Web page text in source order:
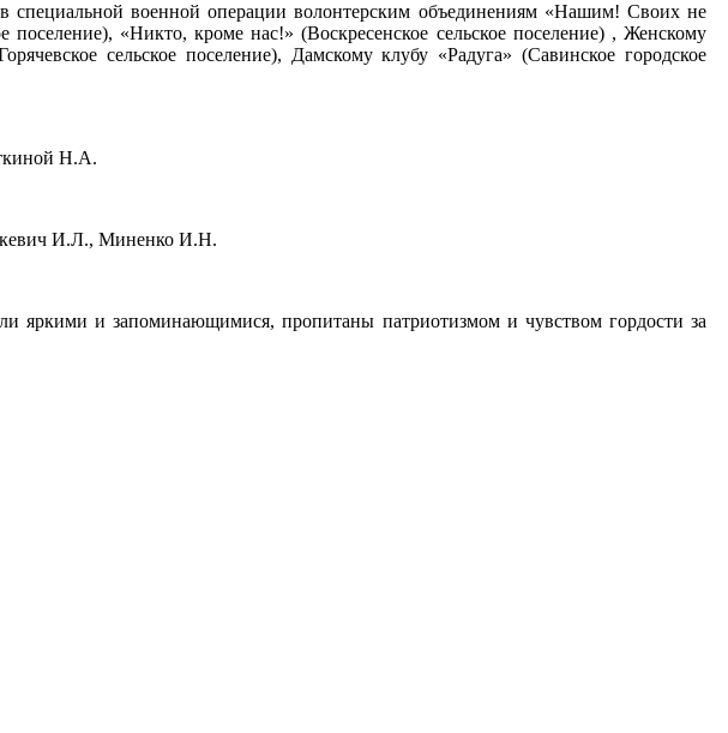
военной операции волонтерским объединениям «Нашим! Своих не
«Никто, кроме нас!» (Воскресенское сельское поселение) , Женскому
сельское поселение), Дамскому клубу «Радуга» (Савинское городское
Н.А.
И.Л., Миненко И.Н.
яркими и запоминающимися, пропитаны патриотизмом и чувством гордости за